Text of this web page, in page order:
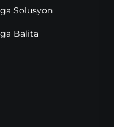
Solusyon
Balita